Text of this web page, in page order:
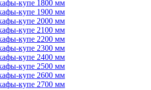
купе 1800 мм
купе 1900 мм
купе 2000 мм
купе 2100 мм
купе 2200 мм
купе 2300 мм
купе 2400 мм
купе 2500 мм
купе 2600 мм
купе 2700 мм